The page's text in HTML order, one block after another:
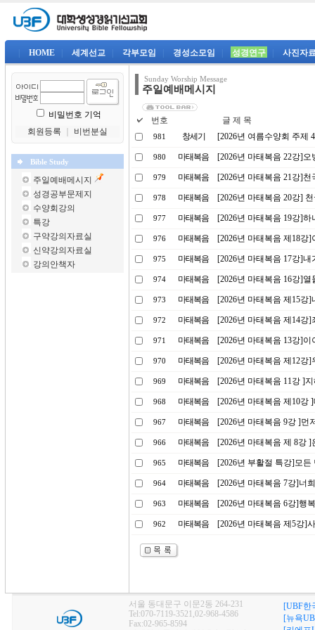
HOME 세계선교 각부모임 경성소모임 성경연구 사진자
비밀번호 기억
회원등록
비번분실
Bible Study
주일예배메시지
성경공부문제지
수양회강의
특강
구약강의자료실
신약강의자료실
강의안책자
Sunday Worship Message
주일예배메시지
번호 글 제 목
981 창세기 [2026년 여름수양회 주제
980 마태복음 [2026년 마태복음 22강]
979 마태복음 [2026년 마태복음 21강]천
978 마태복음 [2026년 마태복음 20강]
977 마태복음 [2026년 마태복음 19강]
976 마태복음 [2026년 마태복음 제18강
975 마태복음 [2026년 마태복음 17강]
974 마태복음 [2026년 마태복음 16강]
973 마태복음 [2026년 마태복음 제15강
972 마태복음 [2026년 마태복음 제14강
971 마태복음 [2026년 마태복음 13강]
970 마태복음 [2026년 마태복음 제12강
969 마태복음 [2026년 마태복음 11강 ]
968 마태복음 [2026년 마태복음 제10강
967 마태복음 [2026년 마태복음 9강 ]먼
966 마태복음 [2026년 마태복음 제 8강
965 마태복음 [2026년 부활절 특강]모
964 마태복음 [2026년 마태복음 7강]너
963 마태복음 [2026년 마태복음 6강]행
962 마태복음 [2026년 마태복음 제5강]
서울 동대문구 이문2동 264-231
Tel:070-7119-3521,02-968-4586
Fax:02-965-8594
[UBF한
[뉴욕